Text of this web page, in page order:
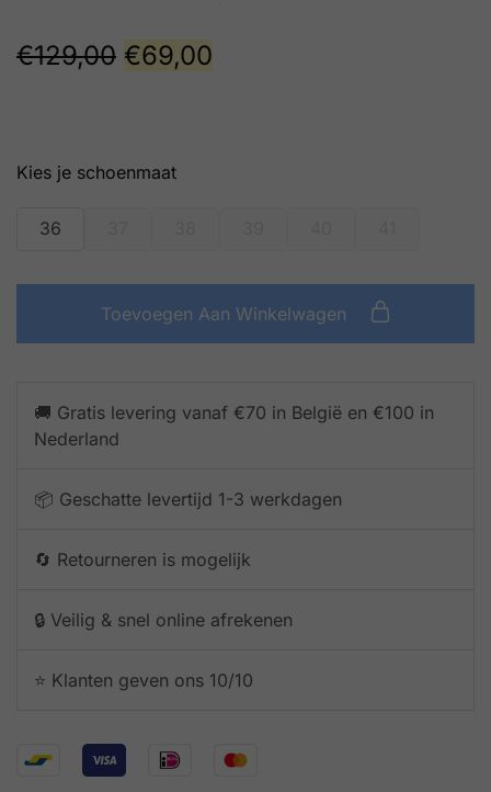
€129,00 €69,00
schoenmaat
36
Toevoegen Aan Winkelwagen
🚚 Gratis levering vanaf €70 in België en €100 in
Nederland
📦 Geschatte levertijd 1-3 werkdagen
🔄 Retourneren is mogelijk
🔒 Veilig & snel online afrekenen
⭐️ Klanten geven ons 10/10